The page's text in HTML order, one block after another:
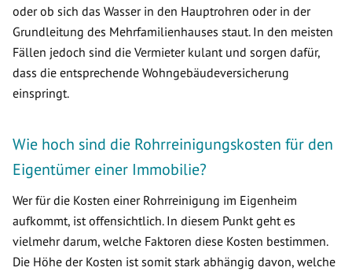
oder ob sich das Wasser in den Hauptrohren oder in der
Grundleitung des Mehrfamilienhauses staut. In den meisten
Fällen jedoch sind die Vermieter kulant und sorgen dafür,
dass die entsprechende Wohngebäudeversicherung
einspringt.
Wie hoch sind die Rohrreinigungskosten für den
Eigentümer einer Immobilie?
Wer für die Kosten einer Rohrreinigung im Eigenheim
aufkommt, ist offensichtlich. In diesem Punkt geht es
vielmehr darum, welche Faktoren diese Kosten bestimmen.
Die Höhe der Kosten ist somit stark abhängig davon, welche